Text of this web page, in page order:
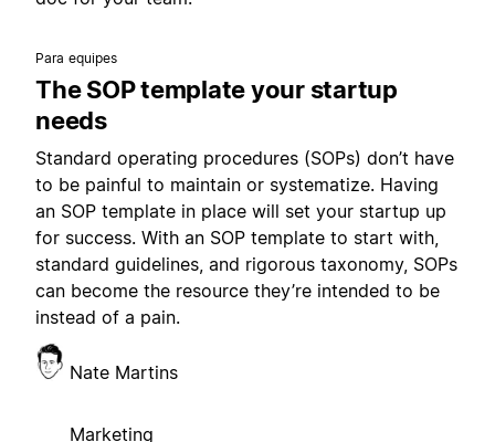
Para equipes
The SOP template your startup
needs
Standard operating procedures (SOPs) don’t have
to be painful to maintain or systematize. Having
an SOP template in place will set your startup up
for success. With an SOP template to start with,
standard guidelines, and rigorous taxonomy, SOPs
can become the resource they’re intended to be
instead of a pain.
Nate Martins
Marketing